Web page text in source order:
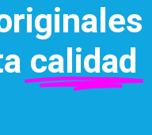
calidad